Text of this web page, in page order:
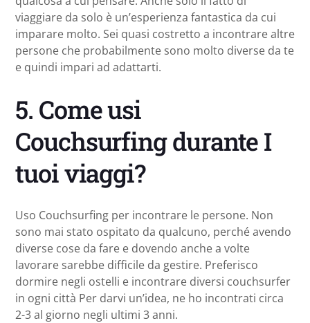
viaggiare da solo è un’esperienza fantastica da cui
imparare molto. Sei quasi costretto a incontrare altre
persone che probabilmente sono molto diverse da te
e quindi impari ad adattarti.
5. Come usi
Couchsurfing durante I
tuoi viaggi?
Uso Couchsurfing per incontrare le persone. Non
sono mai stato ospitato da qualcuno, perché avendo
diverse cose da fare e dovendo anche a volte
lavorare sarebbe difficile da gestire. Preferisco
dormire negli ostelli e incontrare diversi couchsurfer
in ogni città Per darvi un’idea, ne ho incontrati circa
2-3 al giorno negli ultimi 3 anni.